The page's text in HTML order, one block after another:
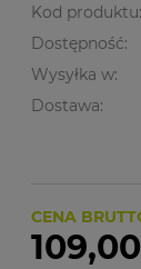
Kod produktu:
Dostępność:
Wysyłka w:
Dostawa:
Cena nie
CENA